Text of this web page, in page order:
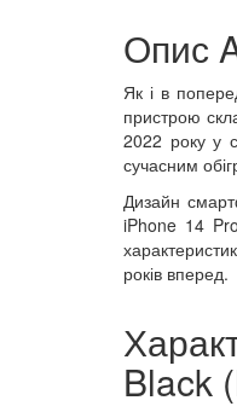
Опис
Як і в
пристрою
2022 року у
сучасним
Дизайн
iPhone 14
років вперед.
Black